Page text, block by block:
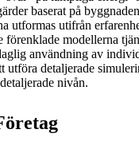
baserat på
utformas utifrån
förenklade modellerna
användning av
utföra detaljerade
nivån.